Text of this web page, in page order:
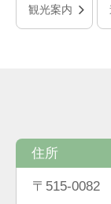
観光案内
住所
〒515-0082